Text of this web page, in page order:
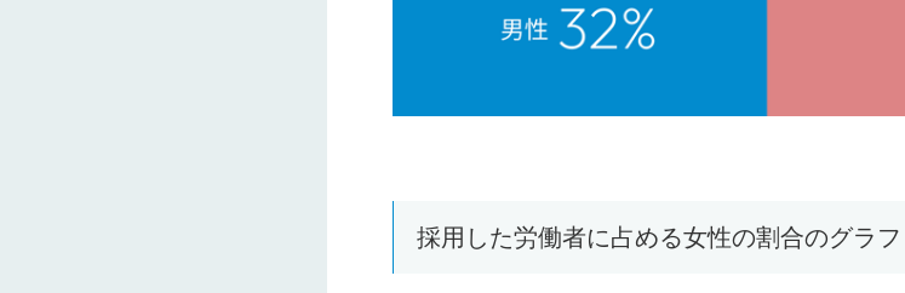
採用した労働者に占める女性の割合のグラフ